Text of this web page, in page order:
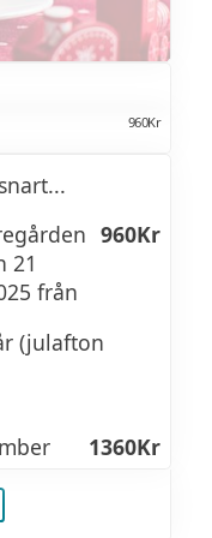
960Kr
21
från
960Kr
(julafton
1360Kr